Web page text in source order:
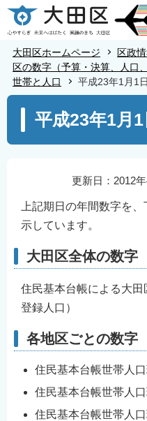
こ
の
の
頭
大田区ホームページ
区政
区の数字（予算・決算、人口
世帯と人口
平成23年1月1
こ
平成23年1月
更新日：2012
上記期日の年間数字を
示しています。
大田区全体の数字
住民基本台帳による大田
登録人口）
各地区ごとの数字
住民基本台帳世帯人
住民基本台帳世帯人
住民基本台帳世帯人